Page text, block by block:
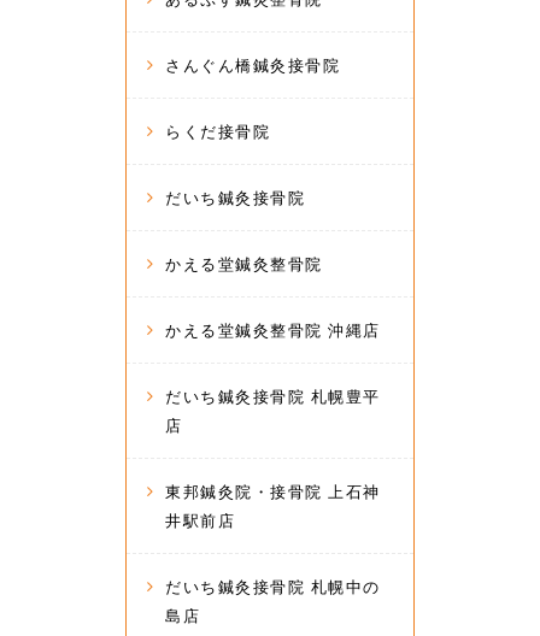
さんぐん橋鍼灸接骨院
らくだ接骨院
だいち鍼灸接骨院
かえる堂鍼灸整骨院
かえる堂鍼灸整骨院 沖縄店
だいち鍼灸接骨院 札幌豊平
店
東邦鍼灸院・接骨院 上石神
井駅前店
だいち鍼灸接骨院 札幌中の
島店